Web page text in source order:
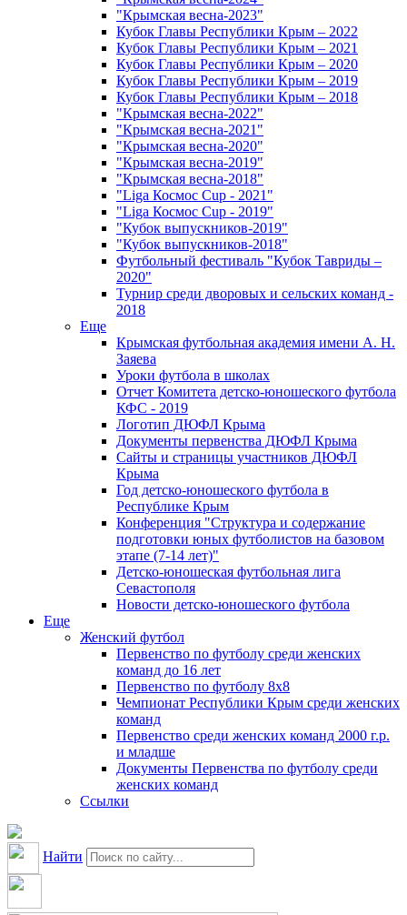
"Крымская весна-2023"
Кубок Главы Республики Крым – 2022
Кубок Главы Республики Крым – 2021
Кубок Главы Республики Крым – 2020
Кубок Главы Республики Крым – 2019
Кубок Главы Республики Крым – 2018
"Крымская весна-2022"
"Крымская весна-2021"
"Крымская весна-2020"
"Крымская весна-2019"
"Крымская весна-2018"
"Liga Космос Cup - 2021"
"Liga Космос Cup - 2019"
"Кубок выпускников-2019"
"Кубок выпускников-2018"
Футбольный фестиваль "Кубок Тавриды –
2020"
Турнир среди дворовых и сельских команд -
2018
Еще
Крымская футбольная академия имени А. Н.
Заяева
Уроки футбола в школах
Отчет Комитета детско-юношеского футбола
КФС - 2019
Логотип ДЮФЛ Крыма
Документы первенства ДЮФЛ Крыма
Сайты и страницы участников ДЮФЛ
Крыма
Год детско-юношеского футбола в
Республике Крым
Конференция "Структура и содержание
подготовки юных футболистов на базовом
этапе (7-14 лет)"
Детско-юношеская футбольная лига
Севастополя
Новости детско-юношеского футбола
Еще
Женский футбол
Первенство по футболу среди женских
команд до 16 лет
Первенство по футболу 8х8
Чемпионат Республики Крым среди женских
команд
Первенство среди женских команд 2000 г.р.
и младше
Документы Первенства по футболу среди
женских команд
Ссылки
Найти